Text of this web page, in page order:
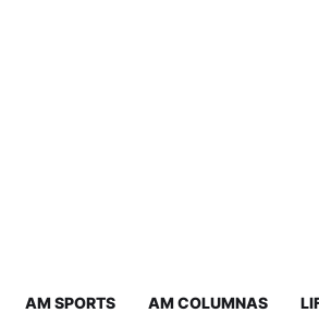
AM SPORTS AM COLUMNAS